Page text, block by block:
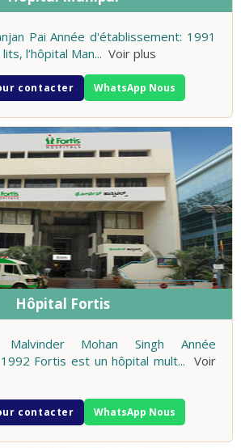
Pai Année d'établissement: 1991
l’hôpital Man... Voir plus
contacter WhatsApp Nous
Hôpital Fortis
Mohan Singh Année
Fortis est un hôpital mult... Voir
contacter WhatsApp Nous